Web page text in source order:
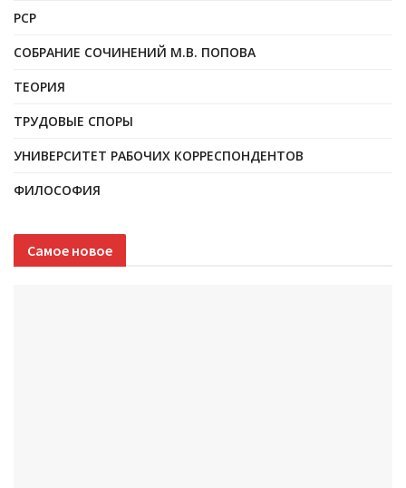
РСР
СОБРАНИЕ СОЧИНЕНИЙ М.В. ПОПОВА
ТЕОРИЯ
ТРУДОВЫЕ СПОРЫ
УНИВЕРСИТЕТ РАБОЧИХ КОРРЕСПОНДЕНТОВ
ФИЛОСОФИЯ
Самое новое